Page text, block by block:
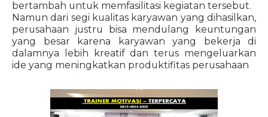
bertambah untuk memfasilitasi kegiatan tersebut.
Namun dari segi kualitas karyawan yang dihasilkan,
perusahaan justru bisa mendulang keuntungan
yang besar karena karyawan yang bekerja di
dalamnya lebih kreatif dan terus mengeluarkan
ide yang meningkatkan produktifitas perusahaan